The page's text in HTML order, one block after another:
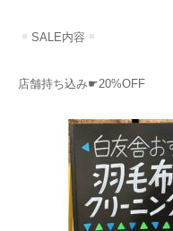
SALE内容
店舗持ち込み☛20%OFF